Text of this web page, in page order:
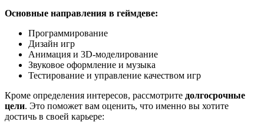
Основные направления в геймдеве:
Программирование
Дизайн игр
Анимация и 3D-моделирование
Звуковое оформление и музыка
Тестирование и управление качеством игр
Кроме определения интересов, рассмотрите долгосрочные
цели. Это поможет вам оценить, что именно вы хотите
достичь в своей карьере: